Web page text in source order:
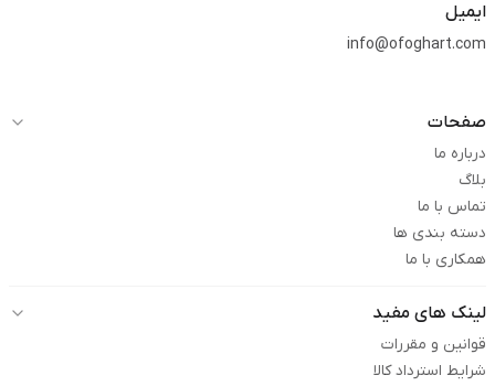
ایمیل
info@ofoghart.com
صفحات
درباره ما
بلاگ
تماس با ما
دسته بندی ها
همکاری با ما
لینک های مفید
قوانین و مقررات
شرایط استرداد کالا